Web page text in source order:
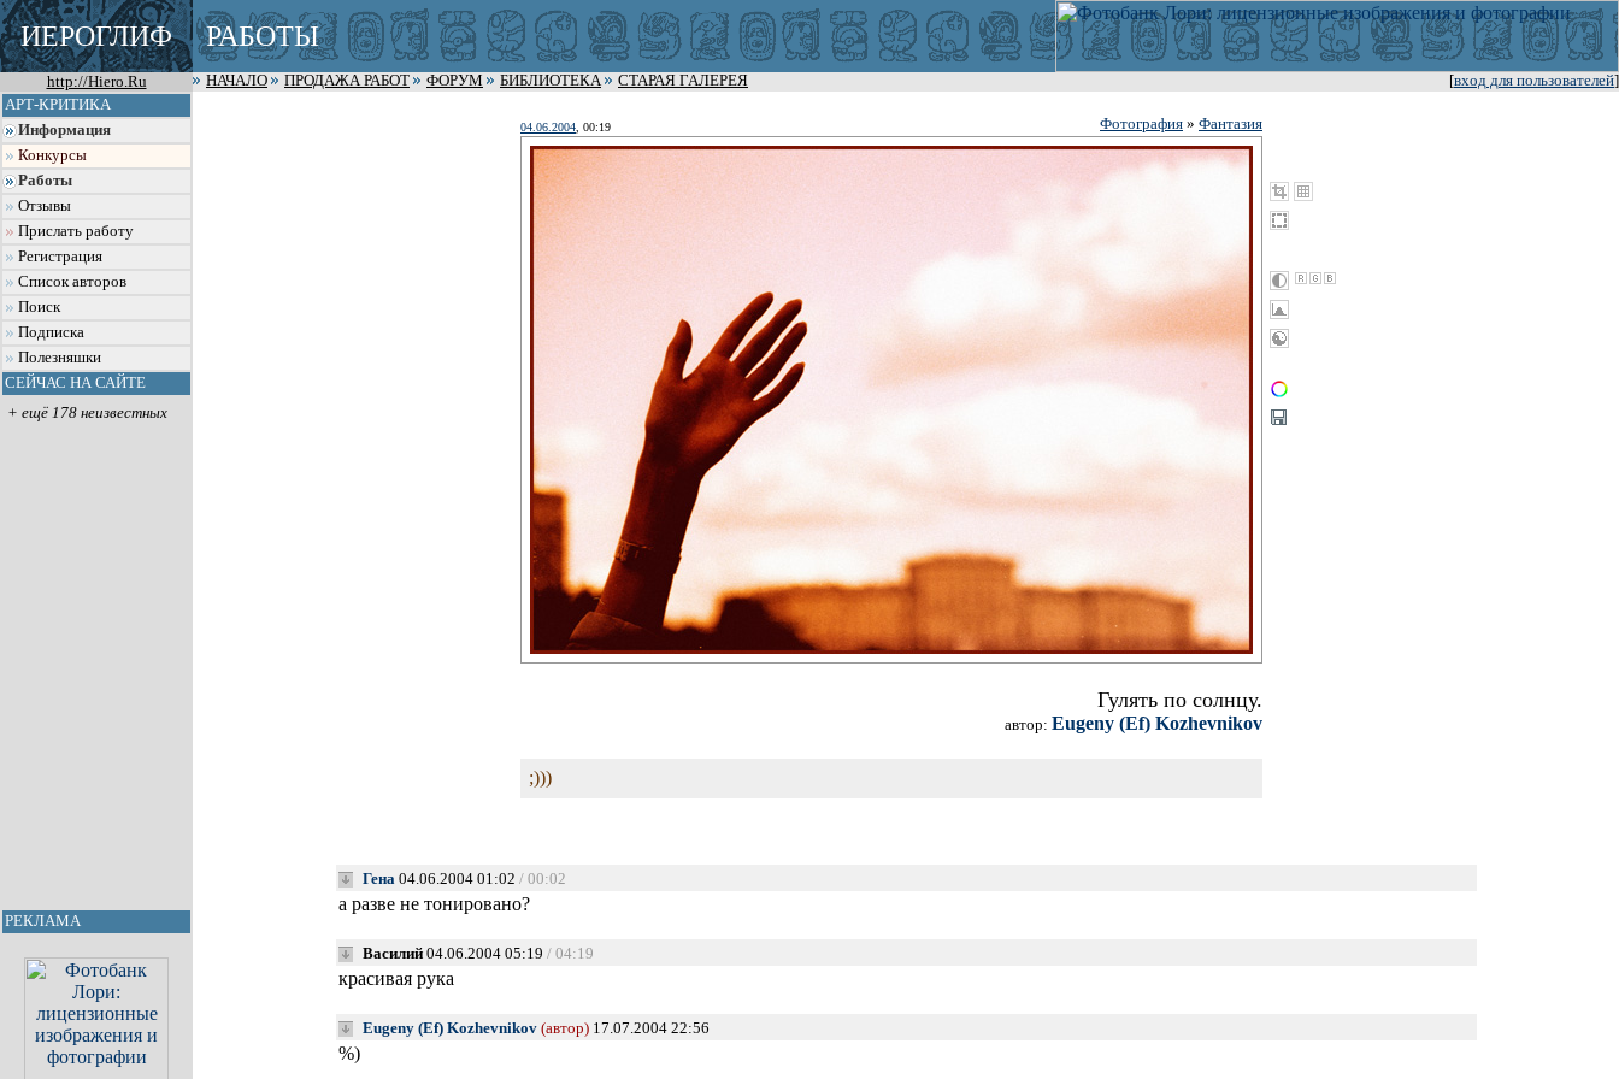
ИЕРОГЛИФ РАБОТЫ
http://Hiero.Ru [вход для пользователей]
НАЧАЛО ПРОДАЖА РАБОТ ФОРУМ БИБЛИОТЕКА
СТАРАЯ ГАЛЕРЕЯ
АРТ-КРИТИКА
Информация
Конкурсы
Работы
Отзывы
Прислать работу
Регистрация
Список авторов
Поиск
Подписка
Полезняшки
СЕЙЧАС НА САЙТЕ
+ ещё 178 неизвестных
РЕКЛАМА
04.06.2004 , 00:19 Фотография » Фантазия
Гулять по солнцу.
автор: Eugeny (Ef) Kozhevnikov
;)))
Гена04.06.2004 01:02 / 00:02
а разве не тонировано?
Василий04.06.2004 05:19 / 04:19
красивая рука
Eugeny (Ef) Kozhevnikov (автор)17.07.2004 22:56
%)